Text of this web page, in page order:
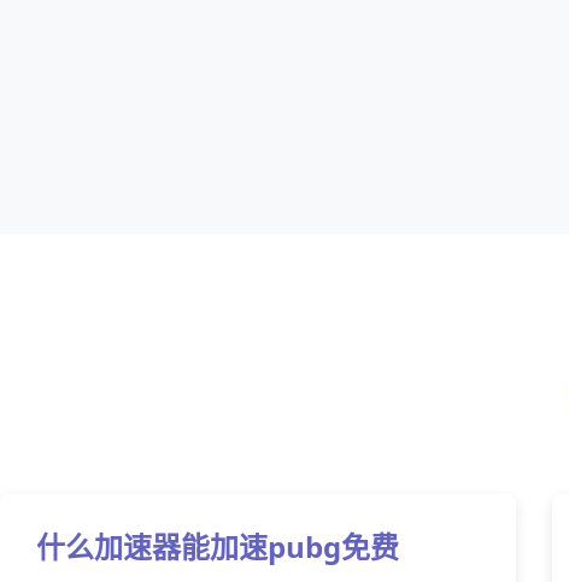
什么加速器能加速pubg免费